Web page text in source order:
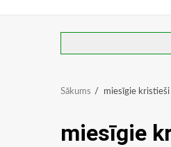
Sākums miesīgie kristieši
miesīgie